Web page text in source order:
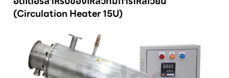
(Circulation Heater 15U)